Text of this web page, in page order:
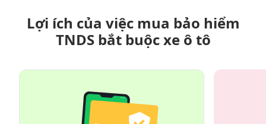
Lợi ích của việc mua bảo hiểm
TNDS bắt buộc xe ô tô